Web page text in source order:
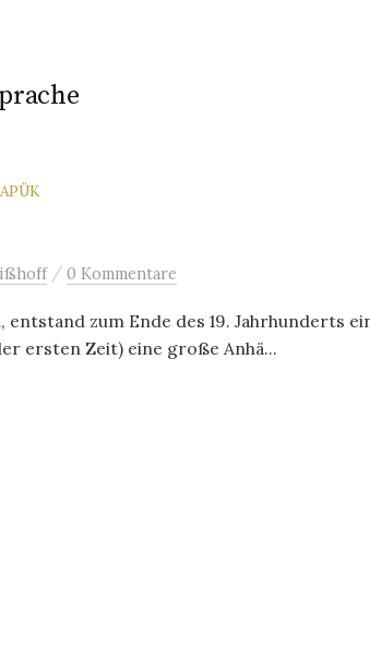
/ 0 Kommentare
zum Ende des 19. Jahrhunderts
ersten Zeit) eine große Anhä...